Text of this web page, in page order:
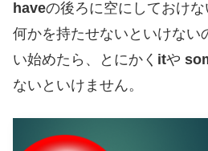
haveの後ろに空にしておけな
何かを持たせないといけない
い始めたら、とにかく itや
ないといけません。